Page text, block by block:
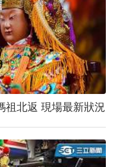
祖北返 現場最新狀況